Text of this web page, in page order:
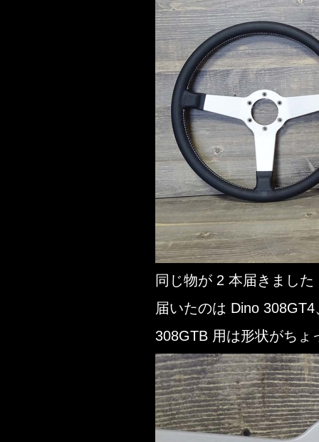
同じ物が 2 本届きました
届いたのは Dino
308GTB 用は形状がちょ